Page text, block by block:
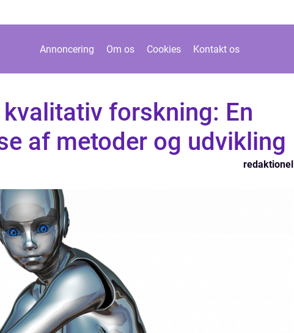
Annoncering Om os Cookies Kontakt os
forskning: En
af metoder og udvikling
redaktionel